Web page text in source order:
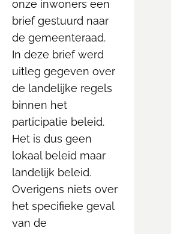
onze inwoners een
brief gestuurd naar
de gemeenteraad.
In deze brief werd
uitleg gegeven over
de landelijke regels
binnen het
participatie beleid.
Het is dus geen
lokaal beleid maar
landelijk beleid.
Overigens niets over
het specifieke geval
van de